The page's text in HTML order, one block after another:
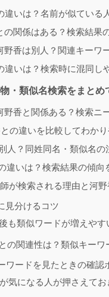
違いは？名前が似ている
の関係はある？検索結果
野香は別人？関連キーワ
違いは？検索時に混同し
・類似名検索をまとめ
野香と関係ある？検索ニ
の違いを比較してわか
人？同姓同名・類似名の
違いは？検索結果の傾向
が検索される理由と河
見分けるコツ
も類似ワードが増えやす
の関連性は？類似キーワ
ワードを見たときの確認
気になる人が押さえて